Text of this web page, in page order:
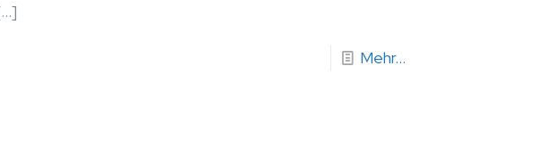
Mehr...